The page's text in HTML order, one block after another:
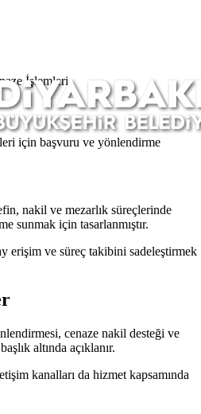
İşlemleri
için başvuru ve yönlendirme
nakil ve mezarlık süreçlerinde
sunmak için tasarlanmıştır.
erişim ve süreç takibini sadeleştirmek
cenaze nakil desteği ve
altında açıklanır.
kanalları da hizmet kapsamında